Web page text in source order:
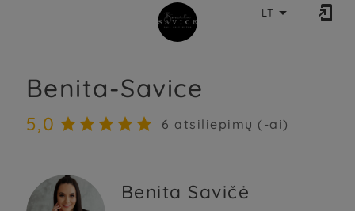
LT  
Benita-Savice
5,0  6 atsiliepimų (-ai)
Benita Savičė